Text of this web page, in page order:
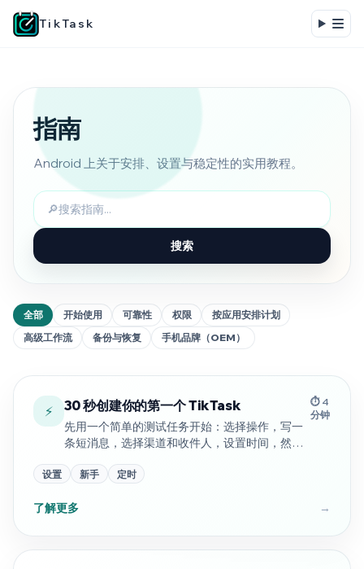
TikTask
指南
Android 上关于安排、设置与稳定性的实用教程。
🔎
搜索
全部 开始使用 可靠性 权限
按应用安排计划
高级工作流
备份与恢复 手机品牌（OEM）
⚡ 30 秒创建你的第一个 TikTask
先用一个简单的测试任务开始：选择操作，写一
条短消息，选择渠道和收件人，设置时间，然后
⏱️ 4
分钟
设置 新手 定时
了解更多 →